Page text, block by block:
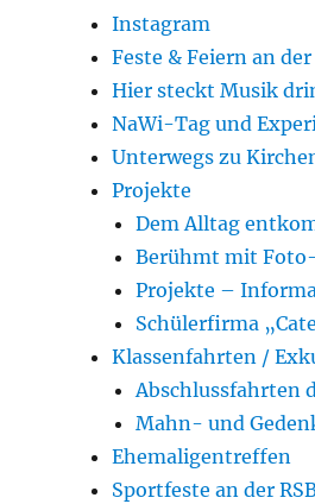
Instagram
Feste & Feiern an der
Hier steckt Musik
NaWi-Tag und
Unterwegs zu
Projekte
Dem Alltag
Berühmt mit
Projekte –
Schülerfirma
Klassenfahrten /
Abschlussfahrten
Mahn- und
Ehemaligentreffen
Sportfeste an der